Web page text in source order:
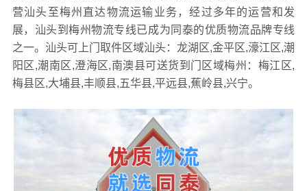
营汕头至梅州直达物流运输业务，经过多年的运营和发
展，汕头到梅州物流专线已成为同泰的优质物流品牌专线
之一。汕头可上门取件区域汕头：龙湖区,金平区,濠江区,潮
阳区,潮南区,澄海区,南澳县可送货到门区域梅州：梅江区,
梅县区,大埔县,丰顺县,五华县,平远县,蕉岭县,兴宁。